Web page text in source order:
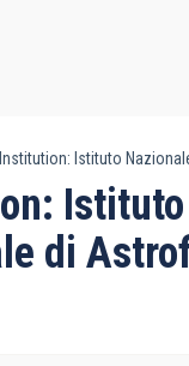
Institution: Istituto
Istituto
di